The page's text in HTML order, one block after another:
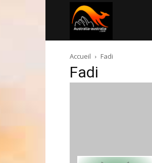
australie.com
Accueil Fadi
Fadi